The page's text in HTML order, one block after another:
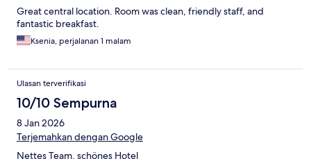
Great central location. Room was clean, friendly staff, and
fantastic breakfast.
Ksenia, perjalanan 1 malam
Ulasan terverifikasi
10/10 Sempurna
8 Jan 2026
Terjemahkan dengan Google
Nettes Team, schönes Hotel